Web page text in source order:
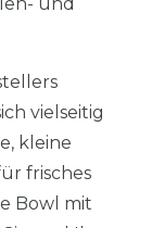
vielseitig
kleine
frisches
Bowl mit